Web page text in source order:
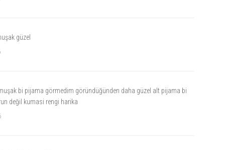
güzel
bi pijama görmedim göründüğünden daha güzel alt pijama bi
değil kumasi rengi harika